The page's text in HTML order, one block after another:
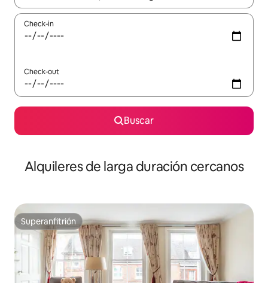
Check-in
Check-out
Buscar
Alquileres de larga duración cercanos
Superanfitrión
Superanfitrión